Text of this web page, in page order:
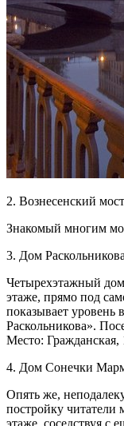
2. Вознесенский мост
Знакомый многим
3. Дом Раскольникова
Четырехэтажный дом
этаже, прямо под
показывает уровень
Раскольникова».
Место:
4. Дом Сонечки
Опять же,
постройку читатели